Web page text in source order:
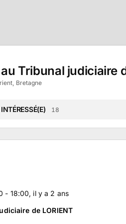
Tribunal judiciaire
Bretagne
INTÉRESSÉ(E) 18
- 18:00, il y a 2 ans
de LORIENT